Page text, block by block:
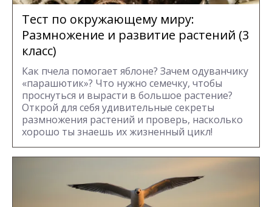
Тест по окружающему миру:
Размножение и развитие растений (3
класс)
Как пчела помогает яблоне? Зачем одуванчику
«парашютик»? Что нужно семечку, чтобы
проснуться и вырасти в большое растение?
Открой для себя удивительные секреты
размножения растений и проверь, насколько
хорошо ты знаешь их жизненный цикл!